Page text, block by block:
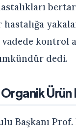
kontrol
dedi.
Ürün
Başkanı Prof.